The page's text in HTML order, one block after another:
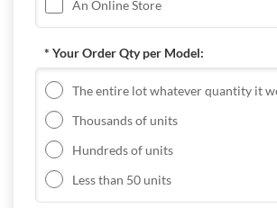
An Online Store
* Your Order Qty per Model:
The entire lot whatever quantity it
Thousands of units
Hundreds of units
Less than 50 units